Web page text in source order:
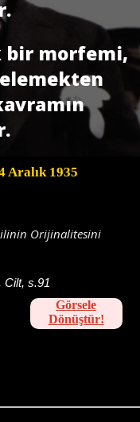
bir morfemi,
Aralık 1935
Orijinalitesini
Cilt, s.91
Görsele
Dönüştür!